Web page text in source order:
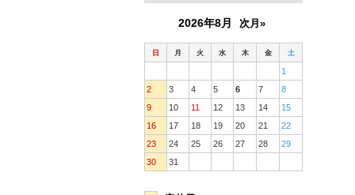
2026年8月 次月»
日 月 火 水 木 金 土
1
2
3 4 5 6 7
8
9
10 11 12 13 14
15
16
17 18 19 20 21
22
23
24 25 26 27 28
29
30
31